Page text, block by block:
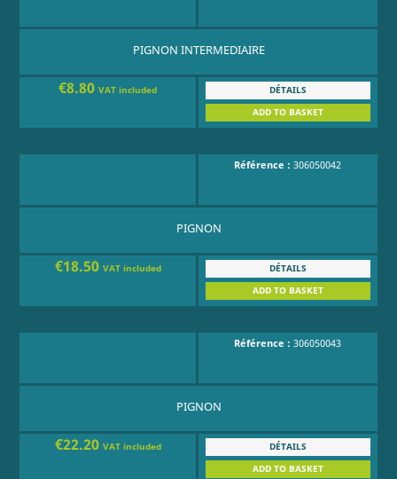
PIGNON INTERMEDIAIRE
€8.80VAT included
DÉTAILS
ADD TO BASKET
Référence :306050042
PIGNON
€18.50 VAT included
DÉTAILS
ADD TO BASKET
Référence :306050043
PIGNON
€22.20 VAT included
DÉTAILS
ADD TO BASKET